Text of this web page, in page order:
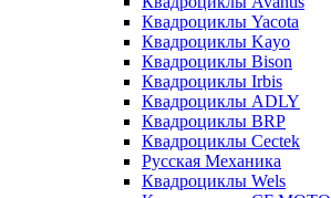
Квадроциклы Yacota
Квадроциклы Kayo
Квадроциклы Bison
Квадроциклы Irbis
Квадроциклы ADLY
Квадроциклы BRP
Квадроциклы Cectek
Русская Механика
Квадроциклы Wels